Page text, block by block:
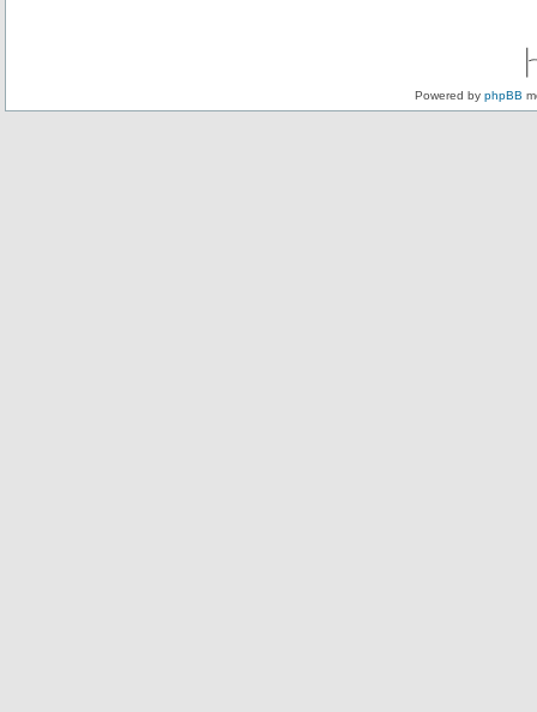
Powered by phpBB